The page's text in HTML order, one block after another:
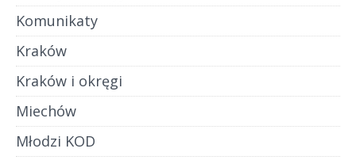
Komunikaty
Kraków
Kraków i okręgi
Miechów
Młodzi KOD